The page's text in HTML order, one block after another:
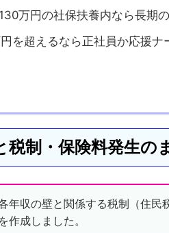
万円の社保扶養内なら長期
を超えるなら正社員か応援ナ
税制・保険料発生の
年収の壁と関係する税制（住
作成しました。